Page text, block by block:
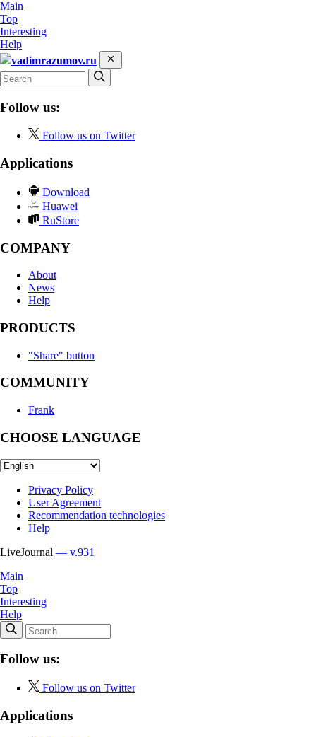
Main
Top
Interesting
Help
vadimrazumov.ru
Follow us:
Follow us on Twitter
Applications
Download
Huawei
RuStore
COMPANY
About
News
Help
PRODUCTS
"Share" button
COMMUNITY
Frank
CHOOSE LANGUAGE
Privacy Policy
User Agreement
Recommendation technologies
Help
LiveJournal — v.931
Main
Top
Interesting
Help
Follow us:
Follow us on Twitter
Applications